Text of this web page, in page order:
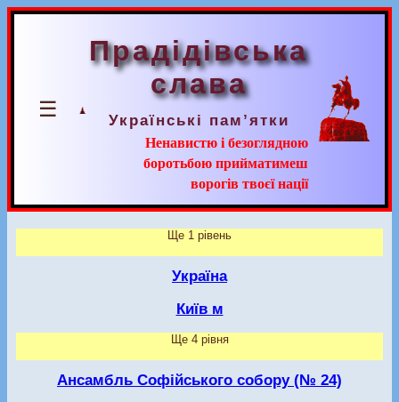
☰
Прадідівська
слава
Українські пам’ятки
Ненавистю і безоглядною
боротьбою прийматимеш
ворогів твоєї нації
Ще 1 рівень
Україна
Київ м
Ще 4 рівня
Ансамбль Софійського собору (№ 24)